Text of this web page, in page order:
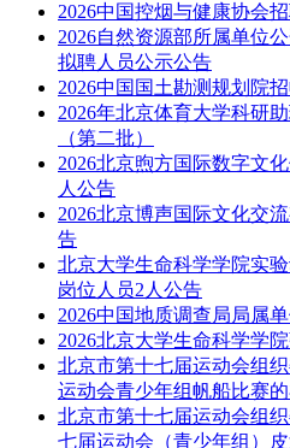
2026中国控烟与健康协会
2026自然资源部所属单位
拟聘人员公示公告
2026中国国土勘测规划院
2026年北京体育大学科研
（第二批）
2026北京煦方国际数字文
人公告
2026北京博声国际文化交
告
北京大学生命科学学院实
岗位人员2人公告
2026中国地质调查局局属
2026北京大学生命科学学
北京市第十七届运动会组
运动会青少年组帆船比赛
北京市第十七届运动会组
七届运动会（青少年组）